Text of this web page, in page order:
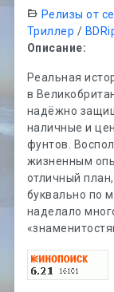
Релизы от
Триллер /
Описание:
Реальная
в
надёжно
наличные и
фунтов.
жизненным
отличный
буквально по
наделало